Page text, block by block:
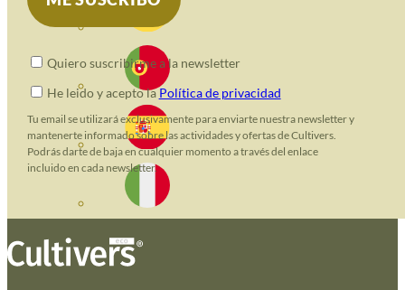
Quiero suscribirme a la newsletter
He leido y acepto laPolítica de privacidad
Tu email se utilizará exclusivamente para enviarte nuestra newsletter y
mantenerte informado sobre las actividades y ofertas de Cultivers.
Podrás darte de baja en cualquier momento a través del enlace
incluido en cada newsletter.